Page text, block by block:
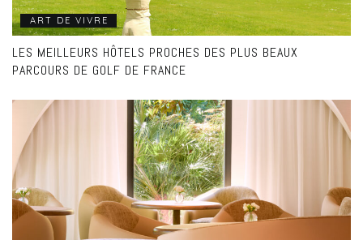
ART DE VIVRE
LES MEILLEURS HÔTELS PROCHES DES PLUS BEAUX
PARCOURS DE GOLF DE FRANCE